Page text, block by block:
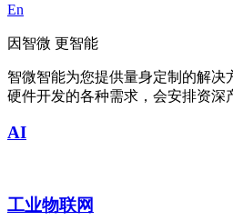
En
因智微 更智能
智微智能为您提供量身定制的解决
硬件开发的各种需求，会安排资深
AI
工业物联网